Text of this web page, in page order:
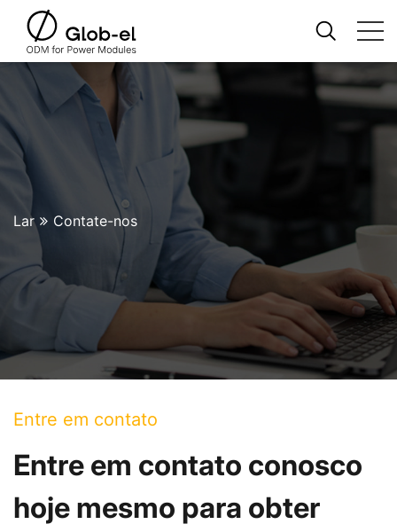
Lar Contate-nos
Entre em contato
Entre em contato conosco
hoje mesmo para obter